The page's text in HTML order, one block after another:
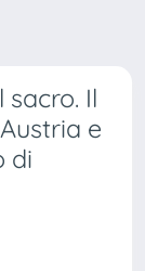
Il
e
di